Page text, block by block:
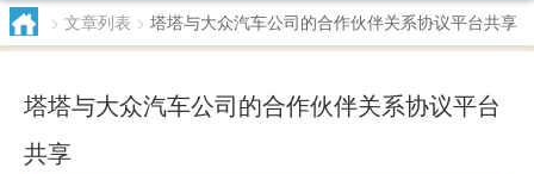
> 文章列表 > 塔塔与大众汽车公司的合作伙伴关系协议平台共享
塔塔与大众汽车公司的合作伙伴关系协议平台
共享